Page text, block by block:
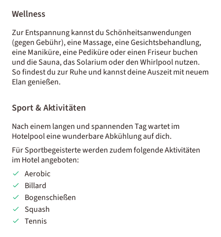
Wellness
Zur Entspannung kannst du Schönheitsanwendungen
(gegen Gebühr), eine Massage, eine Gesichtsbehandlung,
eine Maniküre, eine Pediküre oder einen Friseur buchen
und die Sauna, das Solarium oder den Whirlpool nutzen.
So findest du zur Ruhe und kannst deine Auszeit mit neuem
Elan genießen.
Sport & Aktivitäten
Nach einem langen und spannenden Tag wartet im
Hotelpool eine wunderbare Abkühlung auf dich.
Für Sportbegeisterte werden zudem folgende Aktivitäten
im Hotel angeboten:
Aerobic
Billard
Bogenschießen
Squash
Tennis